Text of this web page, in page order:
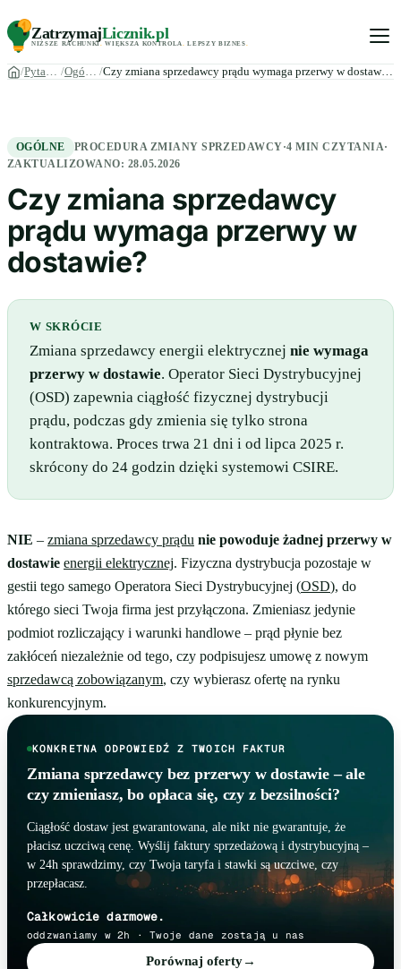
ZatrzymajLicznik.pl
NIŻSZE RACHUNKI. WIĘKSZA KONTROLA LEPSZY BIZNES
Pytania Ogólne Czy zmiana sprzedawcy prądu wymaga przerwy w dostawie?
OGÓLNE PROCEDURA ZMIANY SPRZEDAWCY·4 MIN CZYTANIA·
ZAKTUALIZOWANO: 28.05.2026
Czy zmiana sprzedawcy
prądu wymaga przerwy w
dostawie?
W SKRÓCIE
Zmiana sprzedawcy energii elektrycznej nie wymaga
przerwy w dostawie. Operator Sieci Dystrybucyjnej
(OSD) zapewnia ciągłość fizycznej dystrybucji
prądu, podczas gdy zmienia się tylko strona
kontraktowa. Proces trwa 21 dni i od lipca 2025 r.
skrócony do 24 godzin dzięki systemowi CSIRE.
NIE – zmiana sprzedawcy prądu nie powoduje żadnej przerwy w
dostawie energii elektrycznej. Fizyczna dystrybucja pozostaje w
gestii tego samego Operatora Sieci Dystrybucyjnej (OSD), do
którego sieci Twoja firma jest przyłączona. Zmieniasz jedynie
podmiot rozliczający i warunki handlowe – prąd płynie bez
zakłóceń niezależnie od tego, czy podpisujesz umowę z nowym
sprzedawcą zobowiązanym, czy wybierasz ofertę na rynku
konkurencyjnym.
KONKRETNA ODPOWIEDŹ Z TWOICH FAKTUR
Zmiana sprzedawcy bez przerwy w dostawie – ale
czy zmieniasz, bo opłaca się, czy z bezsilności?
Ciągłość dostaw jest gwarantowana, ale nikt nie gwarantuje, że
płacisz uczciwą cenę. Wyślij faktury sprzedażową i dystrybucyjną –
w 24h sprawdzimy, czy Twoja taryfa i stawki są uczciwe, czy
przepłacasz.
Porównaj oferty→
Całkowicie darmowe.
oddzwaniamy w 2h · Twoje dane zostają u nas